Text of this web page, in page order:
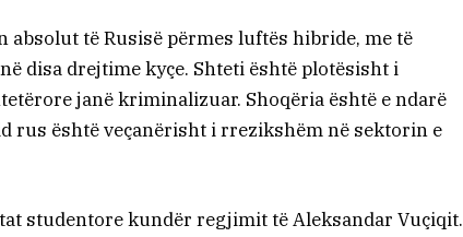
absolut të Rusisë përmes luftës hibride, me të
disa drejtime kyçe. Shteti është plotësisht i
janë kriminalizuar. Shoqëria është e ndarë
rus është veçanërisht i rrezikshëm në sektorin e
studentore kundër regjimit të Aleksandar Vuçiqit.